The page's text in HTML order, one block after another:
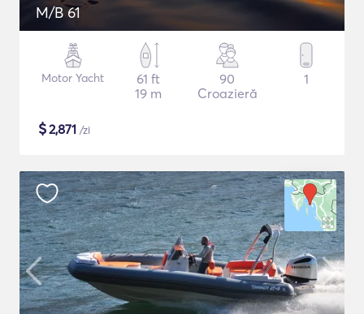
M/B 61
Motor Yacht
61 ft
19 m
90
Croazieră
1
$2,871 /zi